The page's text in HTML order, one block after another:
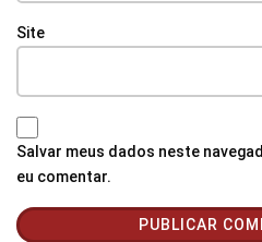
Site
Salvar meus dados neste
eu comentar.